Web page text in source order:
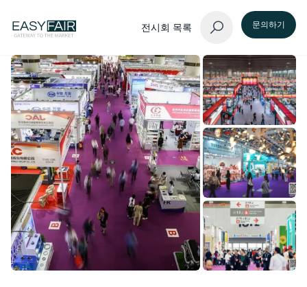
전시회 목록 문의하기